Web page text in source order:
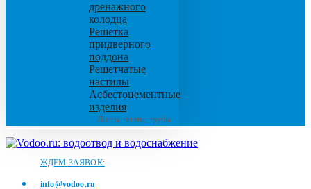
дренажного
колодца
Решетка
придверного
поддона
Решетчатые
настилы
Асбестоцементные
изделия
Листы, плиты, трубы
ЖДЕМ ЗАЯВОК:
info@vodoo.ru